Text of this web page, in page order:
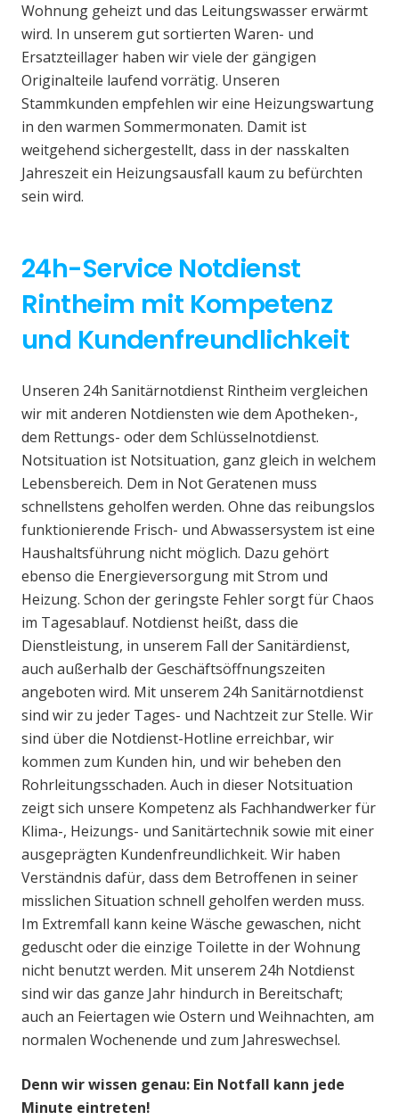
Wohnung geheizt und das Leitungswasser erwärmt
wird. In unserem gut sortierten Waren- und
Ersatzteillager haben wir viele der gängigen
Originalteile laufend vorrätig. Unseren
Stammkunden empfehlen wir eine Heizungswartung
in den warmen Sommermonaten. Damit ist
weitgehend sichergestellt, dass in der nasskalten
Jahreszeit ein Heizungsausfall kaum zu befürchten
sein wird.
24h-Service Notdienst
Rintheim mit Kompetenz
und Kundenfreundlichkeit
Unseren 24h Sanitärnotdienst Rintheim vergleichen
wir mit anderen Notdiensten wie dem Apotheken-,
dem Rettungs- oder dem Schlüsselnotdienst.
Notsituation ist Notsituation, ganz gleich in welchem
Lebensbereich. Dem in Not Geratenen muss
schnellstens geholfen werden. Ohne das reibungslos
funktionierende Frisch- und Abwassersystem ist eine
Haushaltsführung nicht möglich. Dazu gehört
ebenso die Energieversorgung mit Strom und
Heizung. Schon der geringste Fehler sorgt für Chaos
im Tagesablauf. Notdienst heißt, dass die
Dienstleistung, in unserem Fall der Sanitärdienst,
auch außerhalb der Geschäftsöffnungszeiten
angeboten wird. Mit unserem 24h Sanitärnotdienst
sind wir zu jeder Tages- und Nachtzeit zur Stelle. Wir
sind über die Notdienst-Hotline erreichbar, wir
kommen zum Kunden hin, und wir beheben den
Rohrleitungsschaden. Auch in dieser Notsituation
zeigt sich unsere Kompetenz als Fachhandwerker für
Klima-, Heizungs- und Sanitärtechnik sowie mit einer
ausgeprägten Kundenfreundlichkeit. Wir haben
Verständnis dafür, dass dem Betroffenen in seiner
misslichen Situation schnell geholfen werden muss.
Im Extremfall kann keine Wäsche gewaschen, nicht
geduscht oder die einzige Toilette in der Wohnung
nicht benutzt werden. Mit unserem 24h Notdienst
sind wir das ganze Jahr hindurch in Bereitschaft;
auch an Feiertagen wie Ostern und Weihnachten, am
normalen Wochenende und zum Jahreswechsel.
Denn wir wissen genau: Ein Notfall kann jede
Minute eintreten!